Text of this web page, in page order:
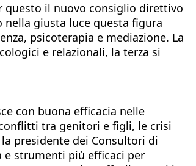
questo il nuovo consiglio direttivo
giusta luce questa figura
psicoterapia e mediazione. La
e relazionali, la terza si
con buona efficacia nelle
tra genitori e figli, le crisi
presidente dei Consultori di
e strumenti più efficaci per